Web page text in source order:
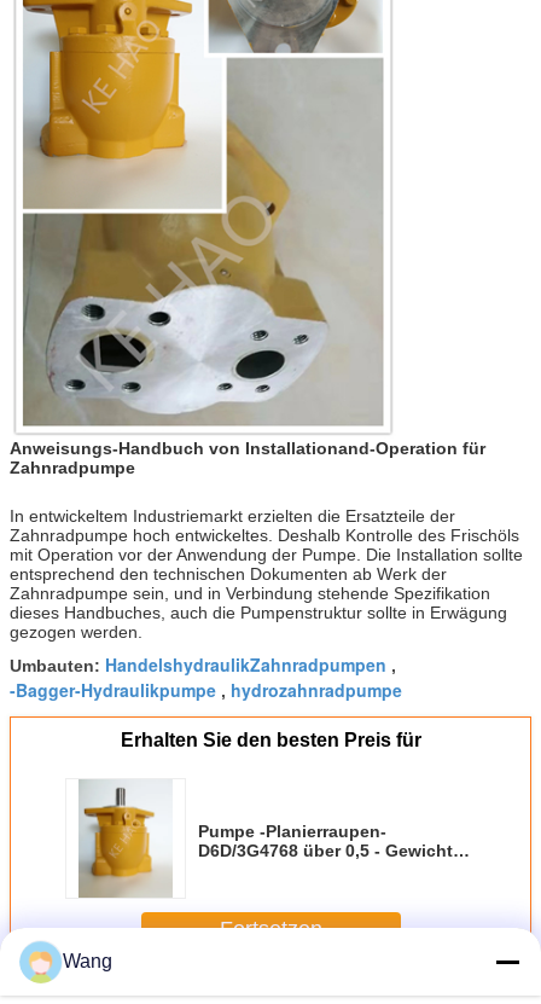
Anweisungs-Handbuch von Installationand-Operation für
Zahnradpumpe
In entwickeltem Industriemarkt erzielten die Ersatzteile der
Zahnradpumpe hoch entwickeltes. Deshalb Kontrolle des Frischöls
mit Operation vor der Anwendung der Pumpe. Die Installation sollte
entsprechend den technischen Dokumenten ab Werk der
Zahnradpumpe sein, und in Verbindung stehende Spezifikation
dieses Handbuches, auch die Pumpenstruktur sollte in Erwägung
gezogen werden.
Umbauten: HandelshydraulikZahnradpumpen ,
-Bagger-Hydraulikpumpe , hydrozahnradpumpe
Erhalten Sie den besten Preis für
Pumpe -Planierraupen-
D6D/3G4768 über 0,5 - Gewicht
Fortsetzen
Mehr-Zahnradpumpe
Wang